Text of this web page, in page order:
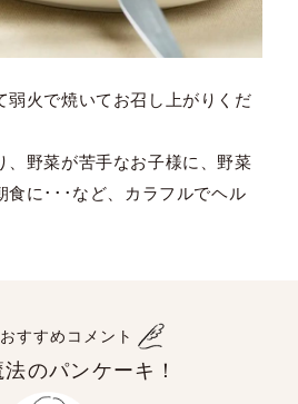
弱火で焼いてお召し上がりくだ
、野菜が苦手なお子様に、野菜
食に･･･など、カラフルでヘル
すすめコメント
のパンケーキ！